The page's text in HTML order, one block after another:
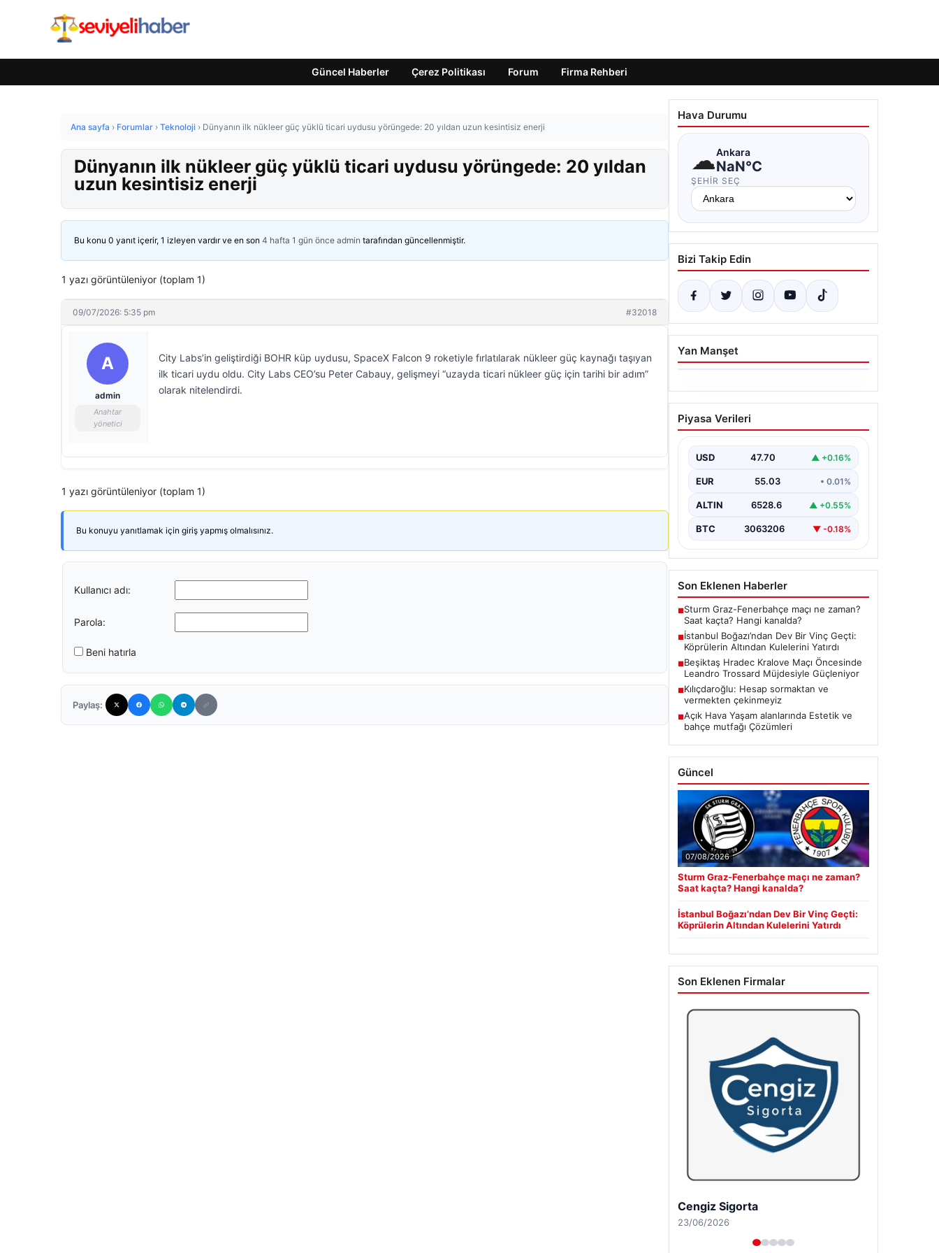
Güncel Haberler Çerez Politikası Forum Firma Rehberi
Ana sayfa › Forumlar › Teknoloji › Dünyanın ilk nükleer güç yüklü ticari uydusu yörüngede: 20 yıldan uzun kesintisiz enerji
Dünyanın ilk nükleer güç yüklü ticari uydusu yörüngede: 20 yıldan
uzun kesintisiz enerji
Bu konu 0 yanıt içerir, 1 izleyen vardır ve en son 4 hafta 1 gün önce admin tarafından güncellenmiştir.
1 yazı görüntüleniyor (toplam 1)
09/07/2026: 5:35 pm #32018
A
admin
Anahtar
yönetici
City Labs’in geliştirdiği BOHR küp uydusu, SpaceX Falcon 9 roketiyle fırlatılarak nükleer güç kaynağı taşıyan
ilk ticari uydu oldu. City Labs CEO’su Peter Cabauy, gelişmeyi “uzayda ticari nükleer güç için tarihi bir adım”
olarak nitelendirdi.
1 yazı görüntüleniyor (toplam 1)
Bu konuyu yanıtlamak için giriş yapmış olmalısınız.
Kullanıcı adı:
Parola:
Beni hatırla
Paylaş:
Hava Durumu
☁Ankara
NaN°C
ŞEHIR SEÇ
Bizi Takip Edin
Yan Manşet
06.08.2026
İstanbul Boğazı’ndan Dev
Bir Vinç Geçti: Köprülerin
İstanbul Boğazı'nda eşsiz bir
bölgedeki denizcilik ve altyapı
Piyasa Verileri
USD 47.70 ▲ +0.16%
EUR 55.03 • 0.01%
ALTIN 6528.6 ▲ +0.55%
BTC 3063206 ▼ -0.18%
Son Eklenen Haberler
■Sturm Graz-Fenerbahçe maçı ne zaman?
Saat kaçta? Hangi kanalda?
■İstanbul Boğazı’ndan Dev Bir Vinç Geçti:
Köprülerin Altından Kulelerini Yatırdı
■Beşiktaş Hradec Kralove Maçı Öncesinde
Leandro Trossard Müjdesiyle Güçleniyor
■Kılıçdaroğlu: Hesap sormaktan ve
vermekten çekinmeyiz
■Açık Hava Yaşam alanlarında Estetik ve
bahçe mutfağı Çözümleri
Güncel
07/08/2026
Sturm Graz-Fenerbahçe maçı ne zaman?
Saat kaçta? Hangi kanalda?
İstanbul Boğazı’ndan Dev Bir Vinç Geçti:
Köprülerin Altından Kulelerini Yatırdı
Son Eklenen Firmalar
Cengiz Sigorta
23/06/2026